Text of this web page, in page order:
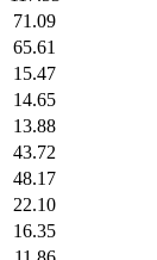
71.09
65.61
15.47
14.65
13.88
43.72
48.17
22.10
16.35